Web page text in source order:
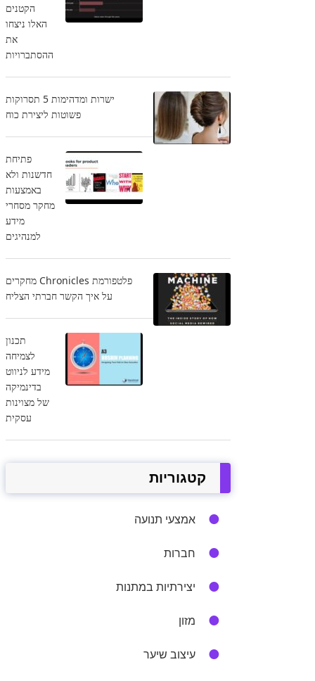
הקטנים
האלו ניצחו
את
ההסתברויות
ישרות ומדהימות 5 תסרוקות
פשוטות ליצירת כוח
פתיחת
חדשנות ולא
באמצעות
מחקר מסחרי
מידע
למנהיגים
פלטפורמת Chronicles מחקרים
על איך הקשר חברתי הצליח
תכנון
לצמיחה
מידע לניווט
בדינמיקה
של מצוינות
עסקית
קטגוריות
אמצעי תנועה
חברות
יצירתיות במתנות
מזון
עיצוב שיער